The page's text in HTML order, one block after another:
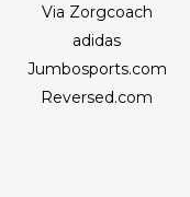
Via Zorgcoach
adidas
Jumbosports.com
Reversed.com